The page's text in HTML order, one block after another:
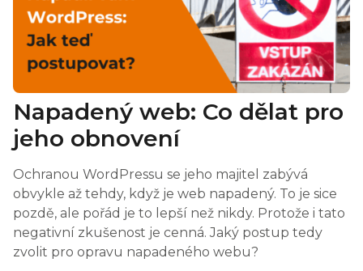
Napadený web: Co dělat pro
jeho obnovení
Ochranou WordPressu se jeho majitel zabývá
obvykle až tehdy, když je web napadený. To je sice
pozdě, ale pořád je to lepší než nikdy. Protože i tato
negativní zkušenost je cenná. Jaký postup tedy
zvolit pro opravu napadeného webu?